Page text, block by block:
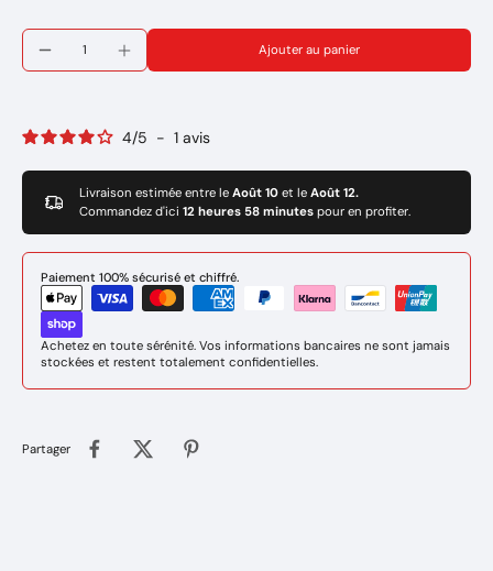
Ajouter au panier
4/5 - 1 avis
Livraison estimée entre le Août 10 et le Août 12.
Commandez d'ici 12 heures 58 minutes pour en profiter.
Paiement 100% sécurisé et chiffré.
Achetez en toute sérénité. Vos informations bancaires ne sont jamais
stockées et restent totalement confidentielles.
Partager